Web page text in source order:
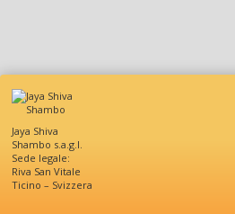
Jaya Shiva
Shambo s.a.g.l.
Sede legale:
Riva San Vitale
Ticino – Svizzera